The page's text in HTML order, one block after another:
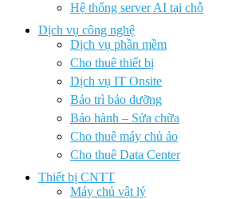
Hệ thống server AI tại chỗ
Dịch vụ công nghệ
Dịch vụ phần mềm
Cho thuê thiết bị
Dịch vụ IT Onsite
Bảo trì bảo dưỡng
Bảo hành – Sửa chữa
Cho thuê máy chủ ảo
Cho thuê Data Center
Thiết bị CNTT
Máy chủ vật lý